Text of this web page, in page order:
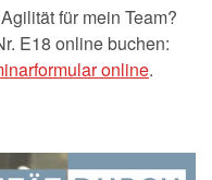
für mein Team?
E18 online buchen:
online.